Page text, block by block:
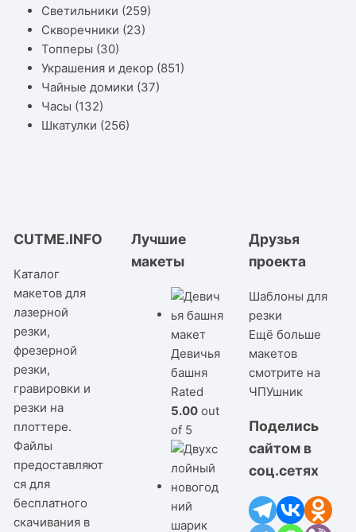
Светильники (259)
Скворечники (23)
Топперы (30)
Украшения и декор (851)
Чайные домики (37)
Часы (132)
Шкатулки (256)
CUTME.INFO
Каталог
макетов для
лазерной
резки,
фрезерной
резки,
гравировки и
резки на
плоттере.
Файлы
предоставляют
ся для
бесплатного
скачивания в
Лучшие
макеты
Девичья
башня
Rated
5.00 out
of 5
Друзья
проекта
Шаблоны для
резки
Ещё больше
макетов
смотрите на
ЧПУшник
Поделись
сайтом в
соц.сетях